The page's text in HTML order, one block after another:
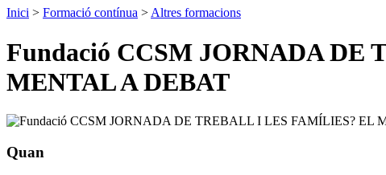
Inici > Formació contínua > Altres formacions
Fundació CCSM JORNADA
MENTAL A DEBAT
Quan